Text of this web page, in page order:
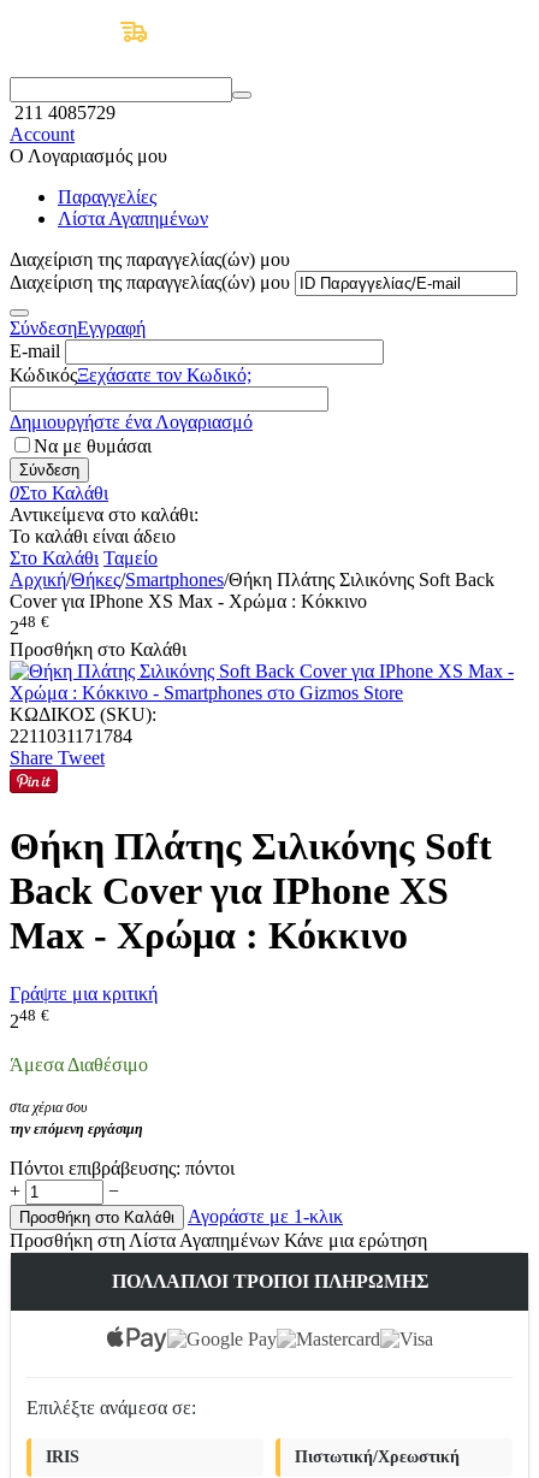
211 4085729
Account
Ο Λογαριασμός μου
Παραγγελίες
Λίστα Αγαπημένων
Διαχείριση της παραγγελίας(ών) μου
Διαχείριση της παραγγελίας(ών) μου
ΣύνδεσηΕγγραφή
E-mail
ΚώδικόςΞεχάσατε τον Κωδικό;
Δημιουργήστε ένα Λογαριασμό
Να με θυμάσαι
Σύνδεση
0Στο Καλάθι
Αντικείμενα στο καλάθι:
Το καλάθι είναι άδειο
Στο Καλάθι Ταμείο
Αρχική/Θήκες/Smartphones/Θήκη Πλάτης Σιλικόνης Soft Back
Cover για IPhone XS Max - Χρώμα : Κόκκινο
248 €
Προσθήκη στο Καλάθι
ΚΩΔΙΚΟΣ (SKU):
2211031171784
Share Tweet
Θήκη Πλάτης Σιλικόνης Soft
Back Cover για IPhone XS
Max - Χρώμα : Κόκκινο
Γράψτε μια κριτική
248 €
Άμεσα Διαθέσιμο
στα χέρια σου
την επόμενη εργάσιμη
Πόντοι επιβράβευσης: πόντοι
+
−
Προσθήκη στο Καλάθι
Αγοράστε με 1-κλικ
Προσθήκη στη Λίστα Αγαπημένων Κάνε μια ερώτηση
ΠΟΛΛΑΠΛΟΊ ΤΡΌΠΟΙ ΠΛΗΡΩΜΉΣ
Επιλέξτε ανάμεσα σε:
IRIS Πιστωτική/Χρεωστική